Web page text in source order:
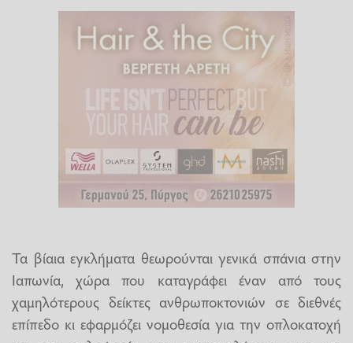
Τα βίαια εγκλήματα θεωρούνται γενικά σπάνια στην
Ιαπωνία, χώρα που καταγράφει έναν από τους
χαμηλότερους δείκτες ανθρωποκτονιών σε διεθνές
επίπεδο κι εφαρμόζει νομοθεσία για την οπλοκατοχή